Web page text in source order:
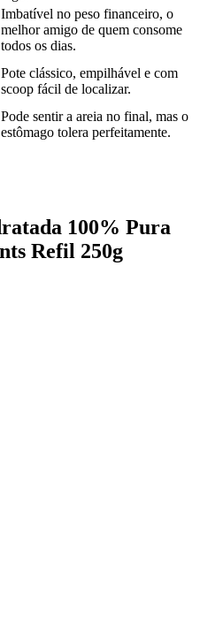
Imbatível no peso financeiro, o
melhor amigo de quem consome
todos os dias.
Pote clássico, empilhável e com
scoop fácil de localizar.
Pode sentir a areia no final, mas o
estômago tolera perfeitamente.
100% Pura
Refil 250g